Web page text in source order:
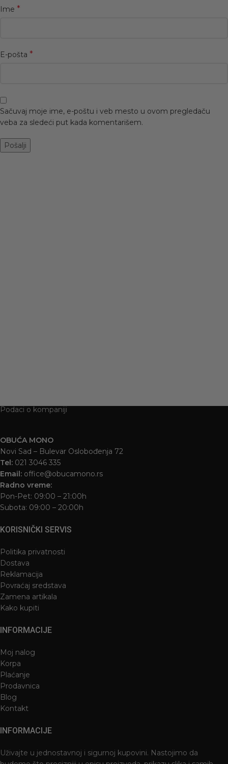
Ime *
E-pošta *
Sačuvaj moje ime, e-poštu i veb mesto u ovom pregledaču
veba za sledeći put kada komentarišem.
Podaci o kompaniji
OBUĆA MONO
Novi Sad – Bulevar Oslobođenja 72
Tel: 021 3046 335
Email: office@obucamono.rs
Radno vreme:
Pon-Pet: 09:00 – 21:00h
Subota: 09:00 – 20:00h
KORISNIČKI SERVIS
Politika privatnosti
Dostava
Reklamacija
Povraćaj sredstava
Zamena artikala
Kako kupiti
INFORMACIJE
Moj nalog
Korpa
Plaćanje
Prodavnica
Blog
Kontakt
INFORMACIJE
Uživajte u jednostavnoj i sigurnoj kupovini. Nastojimo da